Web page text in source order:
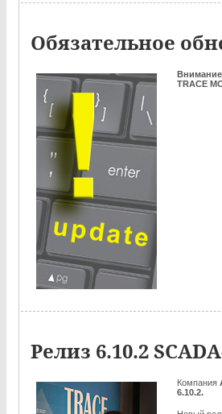
Обязательное
TRACE
Релиз 6.10.2
Компания
6.10.2.